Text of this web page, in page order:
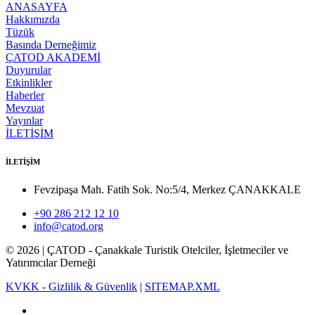
ANASAYFA
Hakkımızda
Tüzük
Basında Derneğimiz
ÇATOD AKADEMİ
Duyurular
Etkinlikler
Haberler
Mevzuat
Yayınlar
İLETİŞİM
İLETİŞİM
Fevzipaşa Mah. Fatih Sok. No:5/4, Merkez ÇANAKKALE
+90 286 212 12 10
info@catod.org
© 2026 | ÇATOD - Çanakkale Turistik Otelciler, İşletmeciler ve
Yatırımcılar Derneği
KVKK - Gizlilik & Güvenlik | SITEMAP.XML